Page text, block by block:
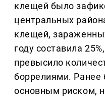
клещей было
центральных
клещей,
году составила
превысило
боррелиями. Ранее
основным риском,